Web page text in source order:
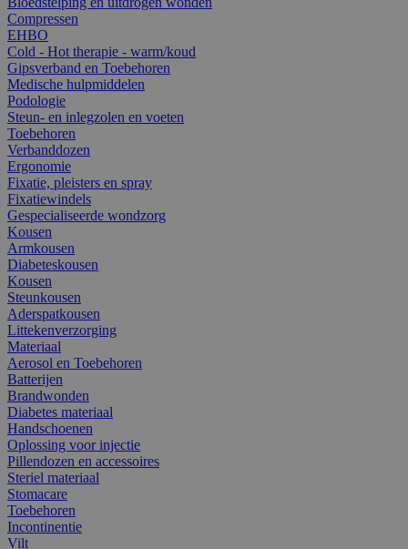
Compressen
EHBO
Cold - Hot therapie - warm/koud
Gipsverband en Toebehoren
Medische hulpmiddelen
Podologie
Steun- en inlegzolen en voeten
Toebehoren
Verbanddozen
Ergonomie
Fixatie, pleisters en spray
Fixatiewindels
Gespecialiseerde wondzorg
Kousen
Armkousen
Diabeteskousen
Kousen
Steunkousen
Aderspatkousen
Littekenverzorging
Materiaal
Aerosol en Toebehoren
Batterijen
Brandwonden
Diabetes materiaal
Handschoenen
Oplossing voor injectie
Pillendozen en accessoires
Steriel materiaal
Stomacare
Toebehoren
Incontinentie
Vilt